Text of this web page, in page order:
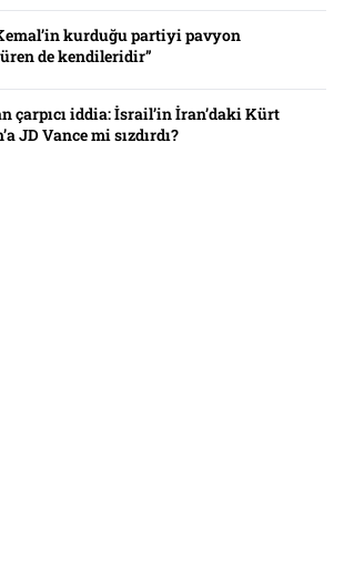
kurduğu partiyi pavyon
de kendileridir”
çarpıcı iddia: İsrail’in İran’daki Kürt
JD Vance mi sızdırdı?